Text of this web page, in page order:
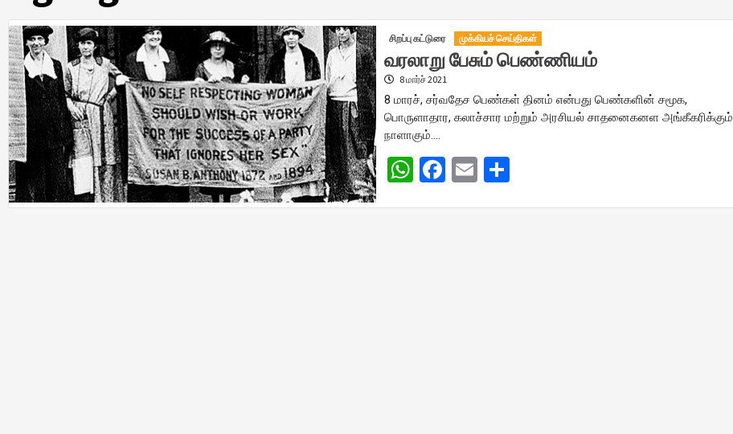
சிறப்பு கட்டுரை முக்கியச் செய்திகள்
வரலாறு பேசும் பெண்ணியம்
8 மார்ச் 2021
8 மாரச், சர்வதேச பெண்கள் தினம் என்பது பெண்களின் சமூக,
பொருளாதார, கலாச்சார மற்றும் அரசியல் சாதனைகனள அங்கீகரிக்கும்
நாளாகும்….
WhatsApp
Facebook
Email